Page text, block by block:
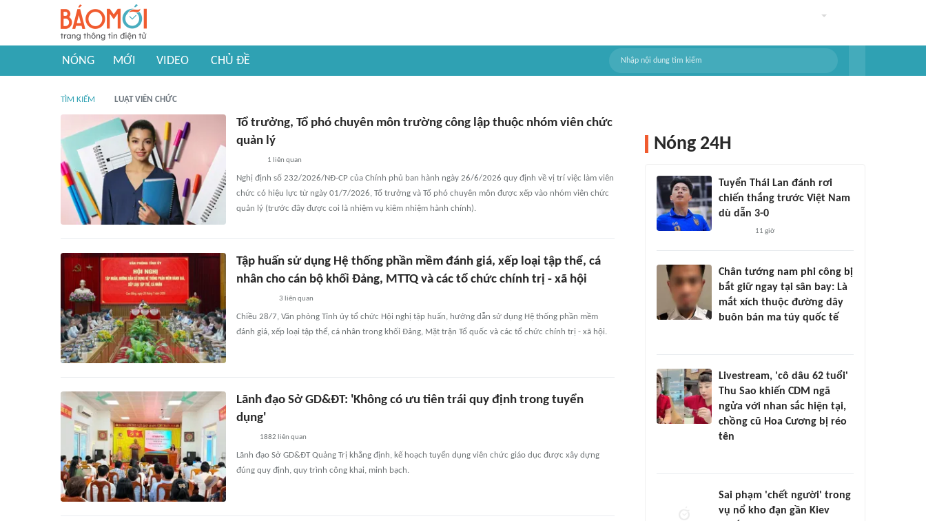
NÓNG MỚI VIDEO CHỦ ĐỀ
TÌM KIẾM LUẬT VIÊN CHỨC
Tổ trưởng, Tổ phó chuyên môn trường công lập thuộc nhóm viên chức
quản lý
1 liên quan
Nghị định số 232/2026/NĐ-CP của Chính phủ ban hành ngày 26/6/2026 quy định về vị trí việc làm viên
chức có hiệu lực từ ngày 01/7/2026, Tổ trưởng và Tổ phó chuyên môn được xếp vào nhóm viên chức
quản lý (trước đây được coi là nhiệm vụ kiêm nhiệm hành chính).
Tập huấn sử dụng Hệ thống phần mềm đánh giá, xếp loại tập thể, cá
nhân cho cán bộ khối Đảng, MTTQ và các tổ chức chính trị - xã hội
3 liên quan
Chiều 28/7, Văn phòng Tỉnh ủy tổ chức Hội nghị tập huấn, hướng dẫn sử dụng Hệ thống phần mềm
đánh giá, xếp loại tập thể, cá nhân trong khối Đảng, Mặt trận Tổ quốc và các tổ chức chính trị - xã hội.
Lãnh đạo Sở GD&ĐT: 'Không có ưu tiên trái quy định trong tuyển
dụng'
1882 liên quan
Lãnh đạo Sở GD&ĐT Quảng Trị khẳng định, kế hoạch tuyển dụng viên chức giáo dục được xây dựng
đúng quy định, quy trình công khai, minh bạch.
Nóng 24H
Tuyển Thái Lan đánh rơi
chiến thắng trước Việt Nam
dù dẫn 3-0
11 giờ
Chân tướng nam phi công bị
bắt giữ ngay tại sân bay: Là
mắt xích thuộc đường dây
buôn bán ma túy quốc tế
Livestream, 'cô dâu 62 tuổi'
Thu Sao khiến CDM ngã
ngửa với nhan sắc hiện tại,
chồng cũ Hoa Cương bị réo
tên
Sai phạm 'chết người' trong
vụ nổ kho đạn gần Kiev